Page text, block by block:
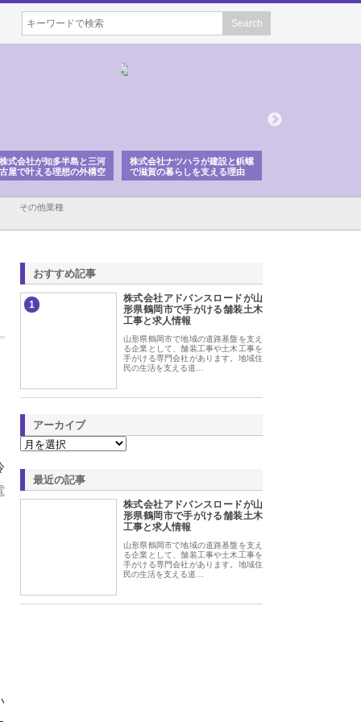
社ナツハラが建設と鋲螺
の暮らしを支える理由
株式会社メタルエースの企業サ
イトが提供する充実した情報内
容とは
その他業種
おすすめ記事
1
株式会社アドバンスロードが山
形県鶴岡市で手がける舗装土木
工事と求人情報
山形県鶴岡市で地域の道路基盤を支え
る企業として、舗装工事や土木工事を
手がける専門会社があります。地域住
民の生活を支える道…
アーカイブ
最近の記事
株式会社アドバンスロードが山
形県鶴岡市で手がける舗装土木
工事と求人情報
山形県鶴岡市で地域の道路基盤を支え
る企業として、舗装工事や土木工事を
手がける専門会社があります。地域住
民の生活を支える道…